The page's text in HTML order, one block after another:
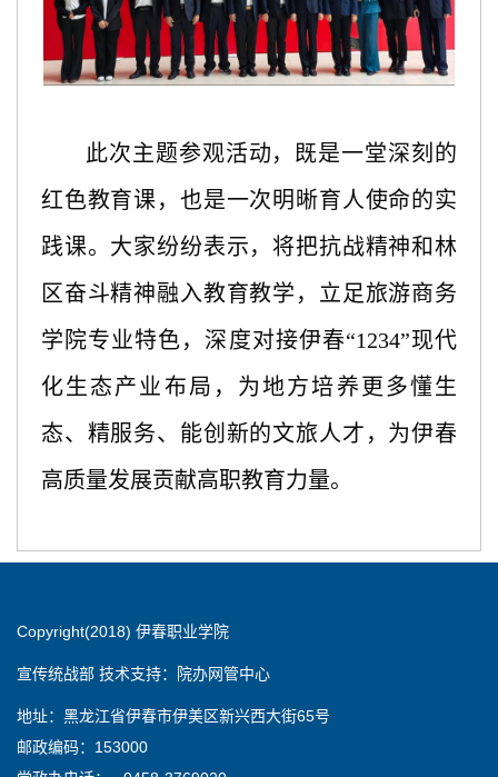
此次主题参观活动，既是一堂深刻的
红色教育课，也是一次明晰育人使命的实
践课。大家纷纷表示，将把抗战精神和林
区奋斗精神融入教育教学，立足旅游商务
学院专业特色，深度对接伊春“1234”现代
化生态产业布局 ， 为地方培养更多懂生
态、精服务、能创新的文旅人才，为伊春
高质量发展贡献高职教育力量。
Copyright(2018) 伊春职业学院
宣传统战部 技术支持：院办网管中心
地址：黑龙江省伊春市伊美区新兴西大街65号
邮政编码：153000